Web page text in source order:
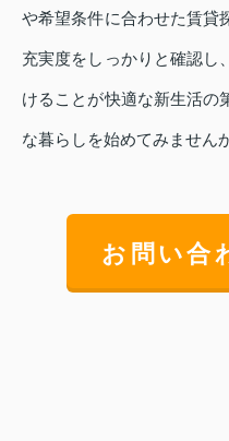
や希望条件に合わせた賃貸
充実度をしっかりと確認し
けることが快適な新生活の
な暮らしを始めてみませんか
お問い合